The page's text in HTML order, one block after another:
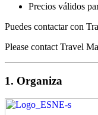
Precios válidos
Puedes contactar con
Please contact Travel
1. Organiza